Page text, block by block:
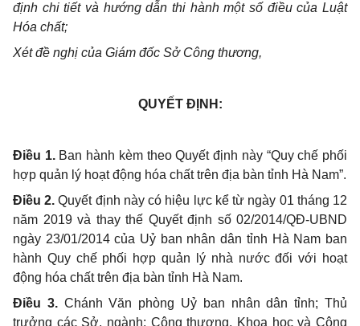
định chi tiết và hướng dẫn thi hành một số điều của Luật
Hóa chất;
Xét đề nghị của Giám đốc Sở Công thương,
QUYẾT ĐỊNH:
Điều 1. Ban hành kèm theo Quyết định này “Quy chế phối
hợp quản lý hoạt động hóa chất trên địa bàn tỉnh Hà Nam”.
Điều 2. Quyết định này có hiệu lực kể từ ngày 01 tháng 12
năm 2019 và thay thế Quyết định số 02/2014/QĐ-UBND
ngày 23/01/2014 của Uỷ ban nhân dân tỉnh Hà Nam ban
hành Quy chế phối hợp quản lý nhà nước đối với hoạt
động hóa chất trên địa bàn tỉnh Hà Nam.
Điều 3. Chánh Văn phòng Uỷ ban nhân dân tỉnh; Thủ
trưởng các Sở, ngành: Công thương, Khoa học và Công